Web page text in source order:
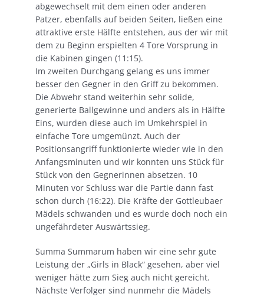
abgewechselt mit dem einen oder anderen
Patzer, ebenfalls auf beiden Seiten, ließen eine
attraktive erste Hälfte entstehen, aus der wir mit
dem zu Beginn erspielten 4 Tore Vorsprung in
die Kabinen gingen (11:15).
Im zweiten Durchgang gelang es uns immer
besser den Gegner in den Griff zu bekommen.
Die Abwehr stand weiterhin sehr solide,
generierte Ballgewinne und anders als in Hälfte
Eins, wurden diese auch im Umkehrspiel in
einfache Tore umgemünzt. Auch der
Positionsangriff funktionierte wieder wie in den
Anfangsminuten und wir konnten uns Stück für
Stück von den Gegnerinnen absetzen. 10
Minuten vor Schluss war die Partie dann fast
schon durch (16:22). Die Kräfte der Gottleubaer
Mädels schwanden und es wurde doch noch ein
ungefährdeter Auswärtssieg.
Summa Summarum haben wir eine sehr gute
Leistung der „Girls in Black“ gesehen, aber viel
weniger hätte zum Sieg auch nicht gereicht.
Nächste Verfolger sind nunmehr die Mädels